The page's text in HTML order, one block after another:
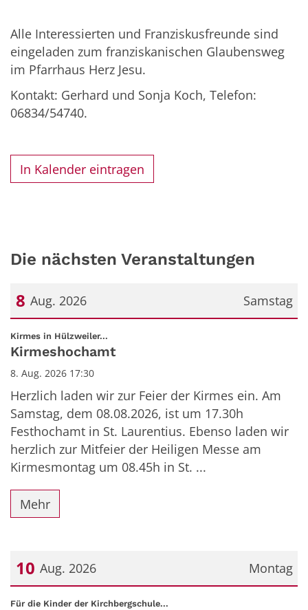
Alle Interessierten und Franziskusfreunde sind
eingeladen zum franziskanischen Glaubensweg
im Pfarrhaus Herz Jesu.
Kontakt: Gerhard und Sonja Koch, Telefon:
06834/54740.
In Kalender eintragen
Die nächsten Veranstaltungen
Samstag
8 Aug. 2026
Datum: 8. August 2026
Kirmes in Hülzweiler...
Kirmeshochamt
8. Aug. 2026 17:30
Herzlich laden wir zur Feier der Kirmes ein. Am
Samstag, dem 08.08.2026, ist um 17.30h
Festhochamt in St. Laurentius. Ebenso laden wir
herzlich zur Mitfeier der Heiligen Messe am
Kirmesmontag um 08.45h in St. ...
Mehr
Montag
10 Aug. 2026
Datum: 10. August 2026
Für die Kinder der Kirchbergschule...